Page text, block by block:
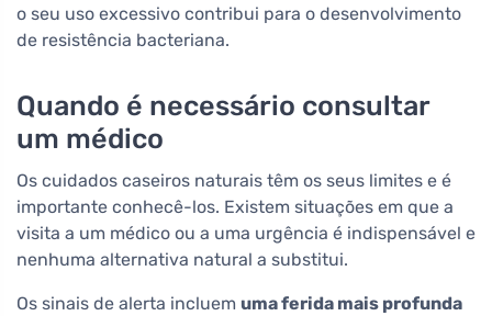
o seu uso excessivo contribui para o desenvolvimento
de resistência bacteriana.
Quando é necessário consultar
um médico
Os cuidados caseiros naturais têm os seus limites e é
importante conhecê-los. Existem situações em que a
visita a um médico ou a uma urgência é indispensável e
nenhuma alternativa natural a substitui.
Os sinais de alerta incluem uma ferida mais profunda